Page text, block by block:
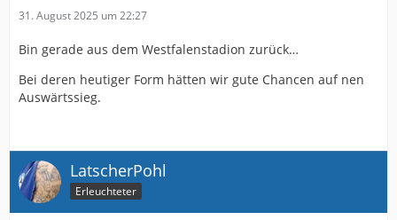
31. August 2025 um 22:27
Bin gerade aus dem Westfalenstadion zurück…
Bei deren heutiger Form hätten wir gute Chancen auf nen
Auswärtssieg.
LatscherPohl
Erleuchteter